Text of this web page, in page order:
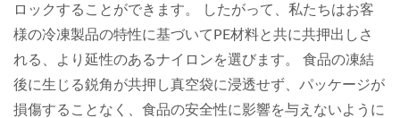
ロックすることができます。 したがって、私たちはお客
様の冷凍製品の特性に基づいてPE材料と共に共押出しさ
れる、より延性のあるナイロンを選びます。 食品の凍結
後に生じる鋭角が共押し真空袋に浸透せず、パッケージが
損傷することなく、食品の安全性に影響を与えないように